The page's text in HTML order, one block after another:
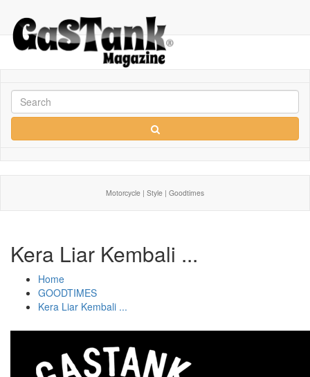
Motorcycle | Style | Goodtimes
Kera Liar Kembali ...
Home
GOODTIMES
Kera Liar Kembali ...